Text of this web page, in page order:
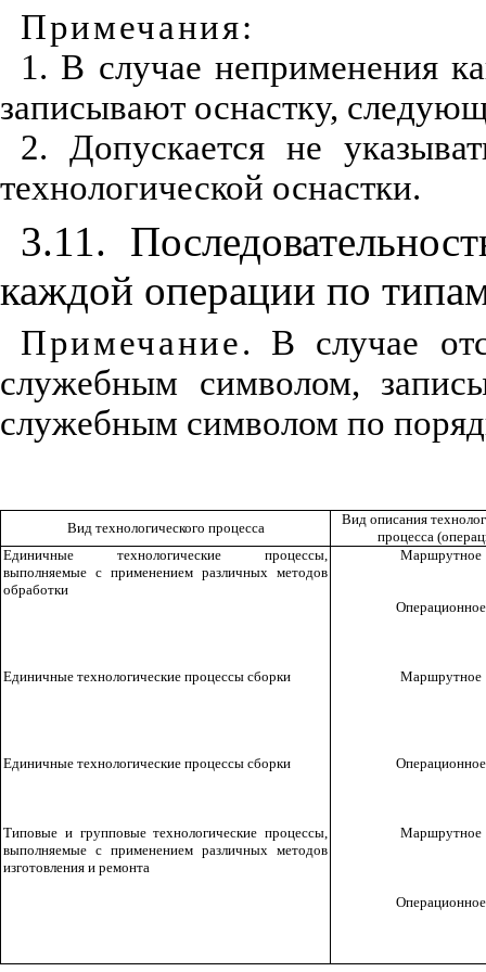
Примечания:
1. В случае неприменения
записывают оснастку,
2. Допускается не
технологической оснастки.
3.11.
каждой операции по
Примечание. В случае
служебным символом,
служебным символом по
Вид технологического процесса
Вид описания
процесса
Единичные технологические процессы,
выполняемые с применением различных методов
обработки
Маршрутное
Операционное
Единичные технологические процессы сборки Маршрутное
Единичные технологические процессы сборки Операционное
Типовые и групповые технологические процессы,
выполняемые с применением различных методов
изготовления и ремонта
Маршрутное
Операционное